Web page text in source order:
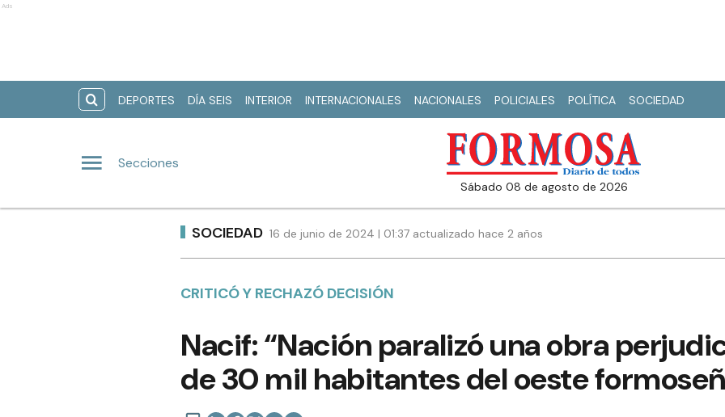
Ads
DEPORTES DÍA SEIS INTERIOR INTERNACIONALES NACIONALES POLICIALES POLÍTICA SOCIEDAD
Secciones
sábado 08 de agosto de 2026
SOCIEDAD 16 de junio de 2024 | 01:37 actualizado hace 2 años
CRITICÓ Y RECHAZÓ DECISIÓN
Nacif: “Nación paralizó una obra
de 30 mil habitantes del oeste